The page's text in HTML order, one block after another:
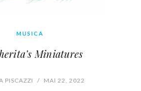
MUSICA
Miniatures
PISCAZZI / MAI 22, 2022